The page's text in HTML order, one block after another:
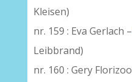
Kleisen)
nr. 159 : Eva Gerlach –
Leibbrand)
nr. 160 : Gery